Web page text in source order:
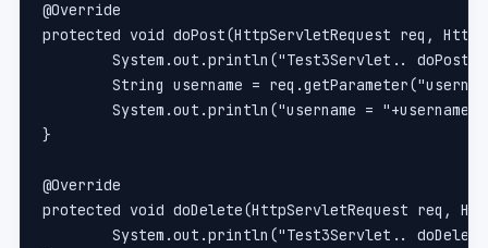
@Override
protected void doPost(HttpServletRequest req,
System.out.println("Test3Servlet..
String username =
	System.out.println("username = "+username);
}
@Override
protected void doDelete(HttpServletRequest req,
System.out.println("Test3Servlet..